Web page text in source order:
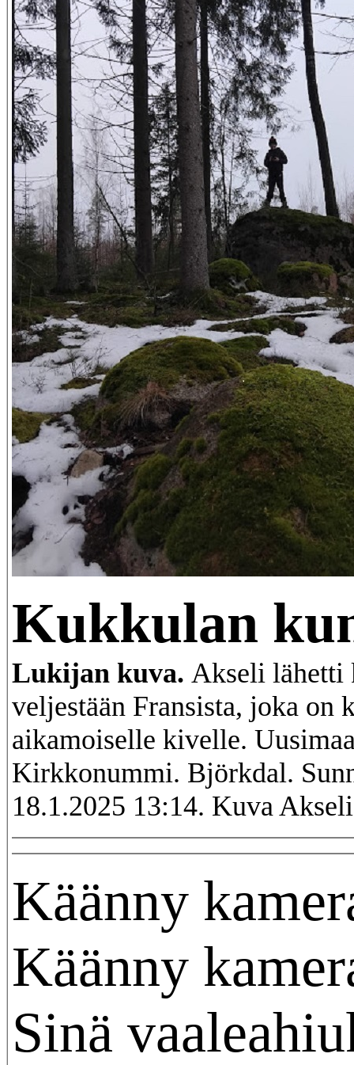
Kukkulan
Lukijan kuva. Akseli lähetti
veljestään Fransista, joka on
aikamoiselle kivelle.
Kirkkonummi. Björkdal.
18.1.2025 13:14. Kuva
Käänny
Käänny
Sinä